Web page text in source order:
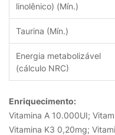
linolênico) (Mín.)
Taurina (Mín.)
Energia metabolizável
(cálculo NRC)
Enriquecimento:
Vitamina A 10.000UI;
Vitamina K3 0,20mg;